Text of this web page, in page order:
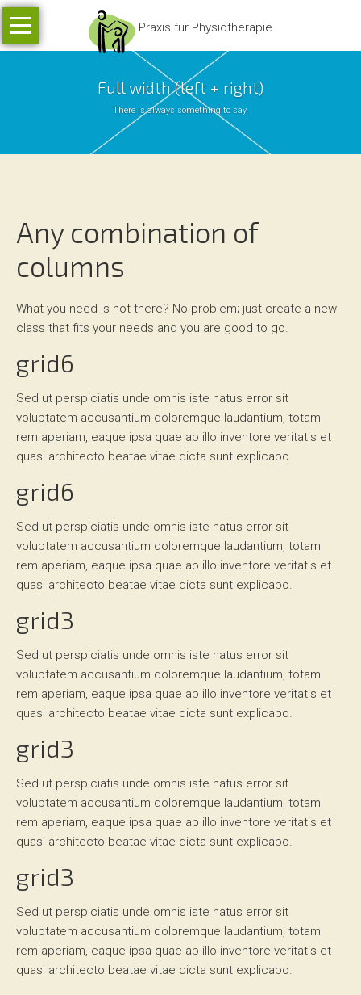
Praxis für Physiotherapie
Full width (left + right)
There is always something to say.
Navigation
überspringen
Home
Erster
Leistungen
Physiotherapie
Physiotherapie
Kinder
Heilpraktiker
(PT)
IGel
Galerie
Service
Kontakt
Partner
Karriere
Anfahrt
Datenschutz
Any combination of
columns
What you need is not there? No problem; just create a new
class that fits your needs and you are good to go.
grid6
Sed ut perspiciatis unde omnis iste natus error sit
voluptatem accusantium doloremque laudantium, totam
rem aperiam, eaque ipsa quae ab illo inventore veritatis et
quasi architecto beatae vitae dicta sunt explicabo.
grid6
Sed ut perspiciatis unde omnis iste natus error sit
voluptatem accusantium doloremque laudantium, totam
rem aperiam, eaque ipsa quae ab illo inventore veritatis et
quasi architecto beatae vitae dicta sunt explicabo.
grid3
Sed ut perspiciatis unde omnis iste natus error sit
voluptatem accusantium doloremque laudantium, totam
rem aperiam, eaque ipsa quae ab illo inventore veritatis et
quasi architecto beatae vitae dicta sunt explicabo.
grid3
Sed ut perspiciatis unde omnis iste natus error sit
voluptatem accusantium doloremque laudantium, totam
rem aperiam, eaque ipsa quae ab illo inventore veritatis et
quasi architecto beatae vitae dicta sunt explicabo.
grid3
Sed ut perspiciatis unde omnis iste natus error sit
voluptatem accusantium doloremque laudantium, totam
rem aperiam, eaque ipsa quae ab illo inventore veritatis et
quasi architecto beatae vitae dicta sunt explicabo.